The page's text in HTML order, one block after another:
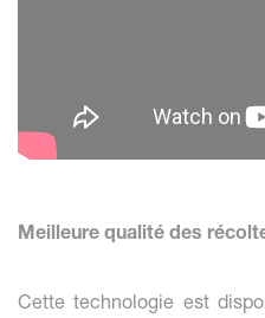
Meilleure qualité des
Cette technologie est